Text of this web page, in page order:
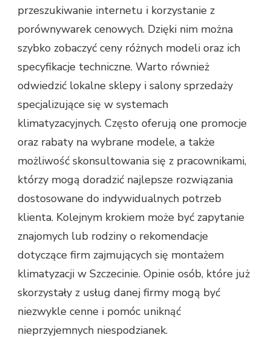
przeszukiwanie internetu i korzystanie z
porównywarek cenowych. Dzięki nim można
szybko zobaczyć ceny różnych modeli oraz ich
specyfikacje techniczne. Warto również
odwiedzić lokalne sklepy i salony sprzedaży
specjalizujące się w systemach
klimatyzacyjnych. Często oferują one promocje
oraz rabaty na wybrane modele, a także
możliwość skonsultowania się z pracownikami,
którzy mogą doradzić najlepsze rozwiązania
dostosowane do indywidualnych potrzeb
klienta. Kolejnym krokiem może być zapytanie
znajomych lub rodziny o rekomendacje
dotyczące firm zajmujących się montażem
klimatyzacji w Szczecinie. Opinie osób, które już
skorzystały z usług danej firmy mogą być
niezwykle cenne i pomóc uniknąć
nieprzyjemnych niespodzianek.